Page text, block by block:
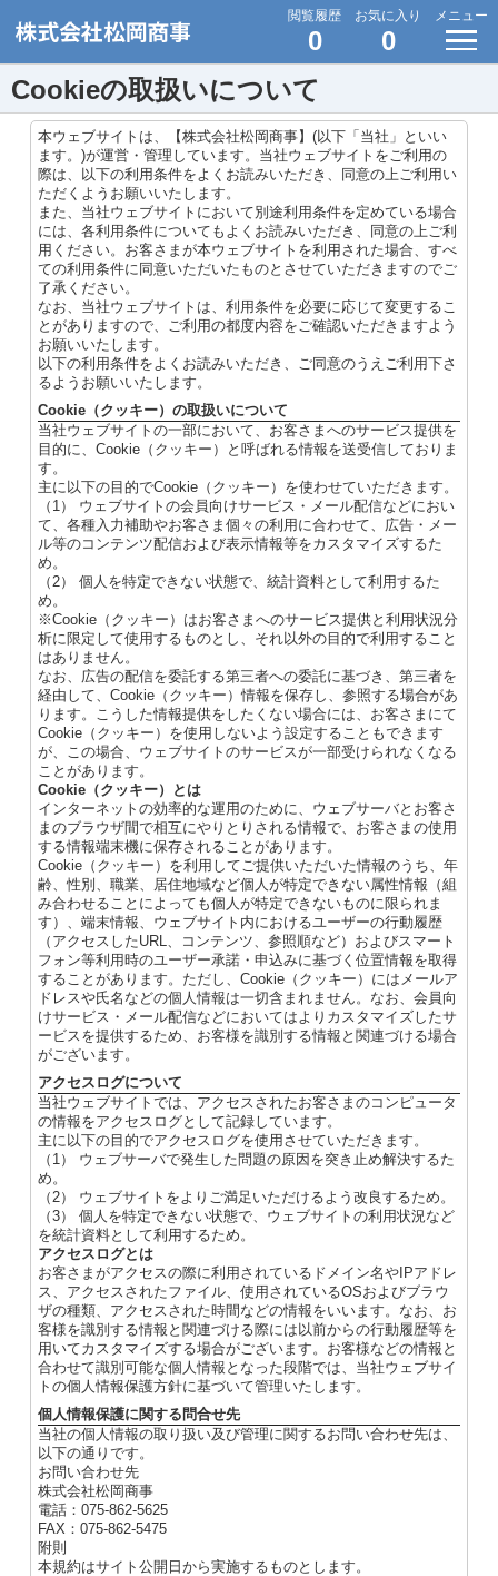
閲覧履歴
0
お気に入り
0
メニュー
Cookieの取扱いについて
本ウェブサイトは、【株式会社松岡商事】(以下「当社」といい
ます。)が運営・管理しています。当社ウェブサイトをご利用の
際は、以下の利用条件をよくお読みいただき、同意の上ご利用い
ただくようお願いいたします。
また、当社ウェブサイトにおいて別途利用条件を定めている場合
には、各利用条件についてもよくお読みいただき、同意の上ご利
用ください。お客さまが本ウェブサイトを利用された場合、すべ
ての利用条件に同意いただいたものとさせていただきますのでご
了承ください。
なお、当社ウェブサイトは、利用条件を必要に応じて変更するこ
とがありますので、ご利用の都度内容をご確認いただきますよう
お願いいたします。
以下の利用条件をよくお読みいただき、ご同意のうえご利用下さ
るようお願いいたします。
Cookie（クッキー）の取扱いについて
当社ウェブサイトの一部において、お客さまへのサービス提供を
目的に、Cookie（クッキー）と呼ばれる情報を送受信しておりま
す。
主に以下の目的でCookie（クッキー）を使わせていただきます。
（1） ウェブサイトの会員向けサービス・メール配信などにおい
て、各種入力補助やお客さま個々の利用に合わせて、広告・メー
ル等のコンテンツ配信および表示情報等をカスタマイズするた
め。
（2） 個人を特定できない状態で、統計資料として利用するた
め。
※Cookie（クッキー）はお客さまへのサービス提供と利用状況分
析に限定して使用するものとし、それ以外の目的で利用すること
はありません。
なお、広告の配信を委託する第三者への委託に基づき、第三者を
経由して、Cookie（クッキー）情報を保存し、参照する場合があ
ります。こうした情報提供をしたくない場合には、お客さまにて
Cookie（クッキー）を使用しないよう設定することもできます
が、この場合、ウェブサイトのサービスが一部受けられなくなる
ことがあります。
Cookie（クッキー）とは
インターネットの効率的な運用のために、ウェブサーバとお客さ
まのブラウザ間で相互にやりとりされる情報で、お客さまの使用
する情報端末機に保存されることがあります。
Cookie（クッキー）を利用してご提供いただいた情報のうち、年
齢、性別、職業、居住地域など個人が特定できない属性情報（組
み合わせることによっても個人が特定できないものに限られま
す）、端末情報、ウェブサイト内におけるユーザーの行動履歴
（アクセスしたURL、コンテンツ、参照順など）およびスマート
フォン等利用時のユーザー承諾・申込みに基づく位置情報を取得
することがあります。ただし、Cookie（クッキー）にはメールア
ドレスや氏名などの個人情報は一切含まれません。なお、会員向
けサービス・メール配信などにおいてはよりカスタマイズしたサ
ービスを提供するため、お客様を識別する情報と関連づける場合
がございます。
アクセスログについて
当社ウェブサイトでは、アクセスされたお客さまのコンピュータ
の情報をアクセスログとして記録しています。
主に以下の目的でアクセスログを使用させていただきます。
（1） ウェブサーバで発生した問題の原因を突き止め解決するた
め。
（2） ウェブサイトをよりご満足いただけるよう改良するため。
（3） 個人を特定できない状態で、ウェブサイトの利用状況など
を統計資料として利用するため。
アクセスログとは
お客さまがアクセスの際に利用されているドメイン名やIPアドレ
ス、アクセスされたファイル、使用されているOSおよびブラウ
ザの種類、アクセスされた時間などの情報をいいます。なお、お
客様を識別する情報と関連づける際には以前からの行動履歴等を
用いてカスタマイズする場合がございます。お客様などの情報と
合わせて識別可能な個人情報となった段階では、当社ウェブサイ
トの個人情報保護方針に基づいて管理いたします。
個人情報保護に関する問合せ先
当社の個人情報の取り扱い及び管理に関するお問い合わせ先は、
以下の通りです。
お問い合わせ先
株式会社松岡商事
電話：075-862-5625
FAX：075-862-5475
附則
本規約はサイト公開日から実施するものとします。